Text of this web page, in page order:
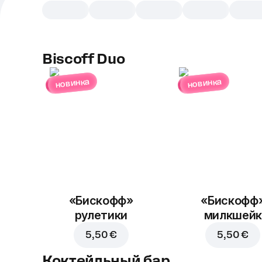
Biscoff Duo
новинка
«Бискофф»
рулетики
5,50 €
новинка
милкшейк
5,50 €